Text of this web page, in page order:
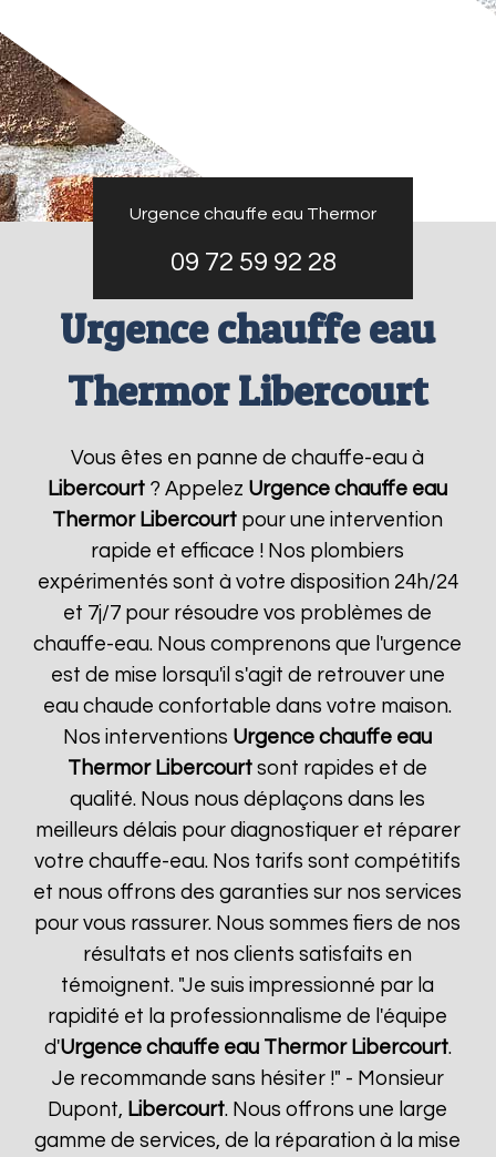
Urgence chauffe eau Thermor
09 72 59 92 28
Urgence chauffe eau
Thermor Libercourt
Vous êtes en panne de chauffe-eau à
Libercourt ? Appelez Urgence chauffe eau
Thermor Libercourt pour une intervention
rapide et efficace ! Nos plombiers
expérimentés sont à votre disposition 24h/24
et 7j/7 pour résoudre vos problèmes de
chauffe-eau. Nous comprenons que l'urgence
est de mise lorsqu'il s'agit de retrouver une
eau chaude confortable dans votre maison.
Nos interventions Urgence chauffe eau
Thermor Libercourt sont rapides et de
qualité. Nous nous déplaçons dans les
meilleurs délais pour diagnostiquer et réparer
votre chauffe-eau. Nos tarifs sont compétitifs
et nous offrons des garanties sur nos services
pour vous rassurer. Nous sommes fiers de nos
résultats et nos clients satisfaits en
témoignent. "Je suis impressionné par la
rapidité et la professionnalisme de l'équipe
d'Urgence chauffe eau Thermor Libercourt.
Je recommande sans hésiter !" - Monsieur
Dupont, Libercourt. Nous offrons une large
gamme de services, de la réparation à la mise